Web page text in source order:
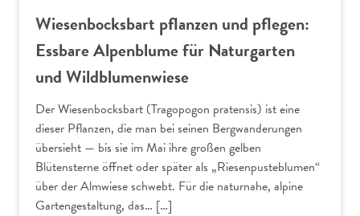
Wiesenbocksbart pflanzen und pflegen:
Essbare Alpenblume für Naturgarten
und Wildblumenwiese
Der Wiesenbocksbart (Tragopogon pratensis) ist eine
dieser Pflanzen, die man bei seinen Bergwanderungen
übersieht — bis sie im Mai ihre großen gelben
Blütensterne öffnet oder später als „Riesenpusteblumen“
über der Almwiese schwebt. Für die naturnahe, alpine
Gartengestaltung, das… […]